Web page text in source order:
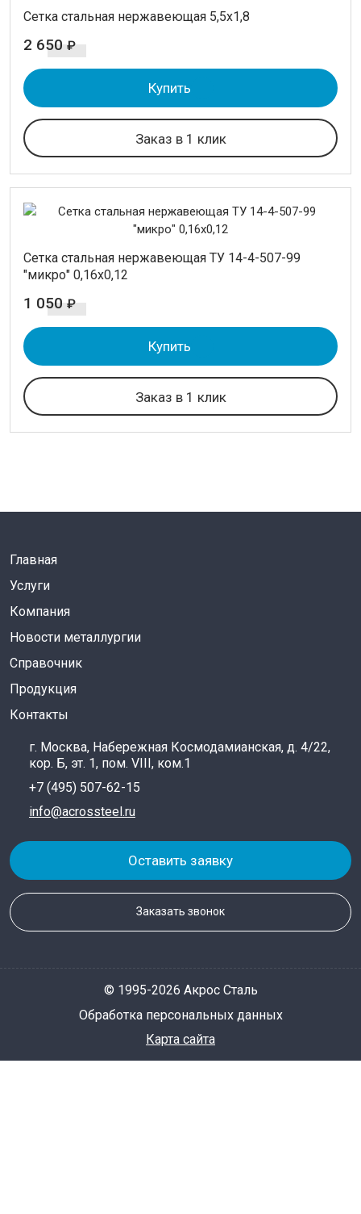
Cетка стальная нержавеющая 5,5х1,8
2 650 ₽
Купить
Заказ в 1 клик
Cетка стальная нержавеющая ТУ 14-4-507-99
"микро" 0,16х0,12
1 050 ₽
Купить
Заказ в 1 клик
Главная
Услуги
Компания
Новости металлургии
Справочник
Продукция
Контакты
г. Москва, Набережная Космодамианская, д. 4/22,
кор. Б, эт. 1, пом. VIII, ком.1
+7 (495) 507-62-15
info@acrossteel.ru
Оставить заявку
Заказать звонок
© 1995-2026 Акрос Сталь
Обработка персональных данных
Карта сайта